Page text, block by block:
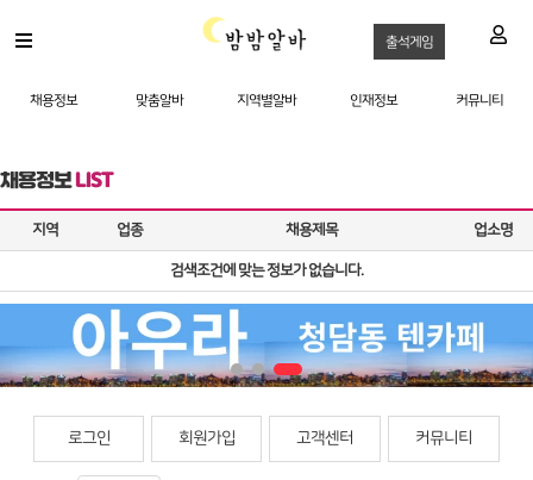
출석게임
채용정보 맞춤알바 지역별알바 인재정보 커뮤니티
채용정보LIST
지역 업종 채용제목 업소명
검색조건에 맞는 정보가 없습니다.
로그인 회원가입 고객센터 커뮤니티